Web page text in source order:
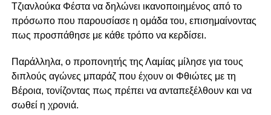
Τζιανλούκα Φέστα να δηλώνει ικανοποιημένος από το
πρόσωπο που παρουσίασε η ομάδα του, επισημαίνοντας
πως προσπάθησε με κάθε τρόπο να κερδίσει.
Παράλληλα, ο προπονητής της Λαμίας μίλησε για τους
διπλούς αγώνες μπαράζ που έχουν οι Φθιώτες με τη
Βέροια, τονίζοντας πως πρέπει να ανταπεξέλθουν και να
σωθεί η χρονιά.